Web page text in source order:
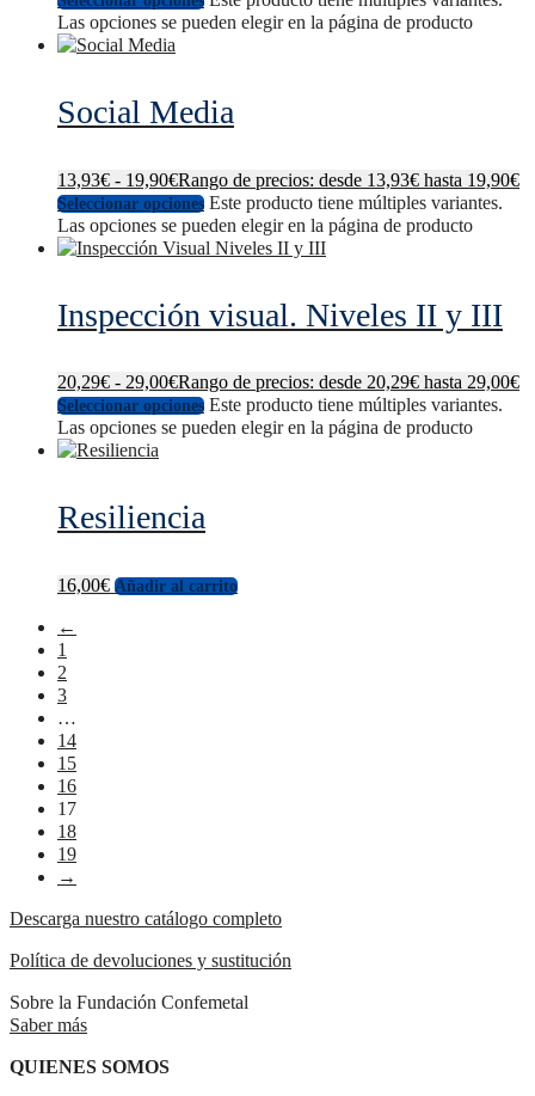
Las opciones se pueden elegir en la página de producto
Social Media
13,93€ - 19,90€Rango de precios: desde 13,93€ hasta 19,90€
Seleccionar opciones Este producto tiene múltiples variantes.
Las opciones se pueden elegir en la página de producto
Inspección visual. Niveles II y III
20,29€ - 29,00€Rango de precios: desde 20,29€ hasta 29,00€
Seleccionar opciones Este producto tiene múltiples variantes.
Las opciones se pueden elegir en la página de producto
Resiliencia
16,00€ Añadir al carrito
←
1
2
3
…
14
15
16
17
18
19
→
Descarga nuestro catálogo completo
Política de devoluciones y sustitución
Sobre la Fundación Confemetal
Saber más
QUIENES SOMOS